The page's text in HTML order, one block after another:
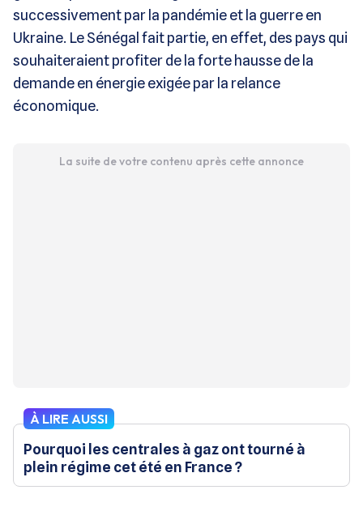
successivement par la pandémie et la guerre en
Ukraine. Le Sénégal fait partie, en effet, des pays qui
souhaiteraient profiter de la forte hausse de la
demande en énergie exigée par la relance
économique.
La suite de votre contenu après cette annonce
À LIRE AUSSI
Pourquoi les centrales à gaz ont tourné à
plein régime cet été en France ?